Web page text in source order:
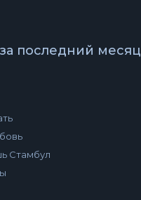
последний месяц
Стамбул